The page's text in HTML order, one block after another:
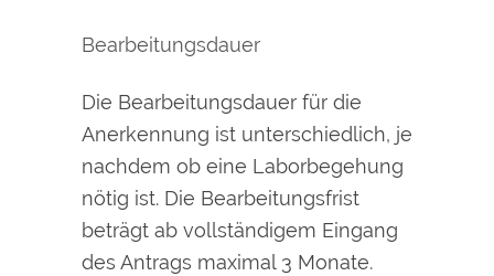
Bearbeitungsdauer
Die Bearbeitungsdauer für die
Anerkennung ist unterschiedlich, je
nachdem ob eine Laborbegehung
nötig ist. Die Bearbeitungsfrist
beträgt ab vollständigem Eingang
des Antrags maximal 3 Monate.